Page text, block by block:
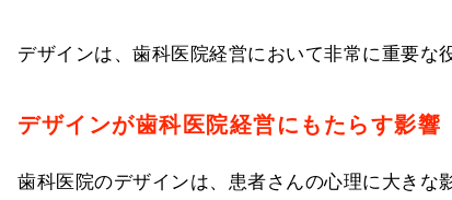
デザインは、歯科医院経営において非常に重要な
デザインが歯科医院経営にもたらす影響
歯科医院のデザインは、患者さんの心理に大き